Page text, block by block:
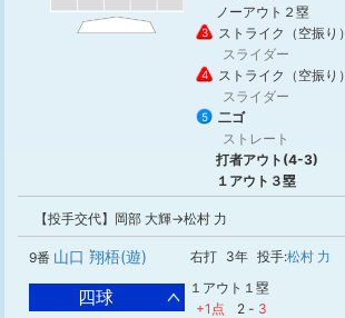
ノーアウト２塁
3 ストライク（空振り）
スライダー
4 ストライク（空振り）
スライダー
5
二ゴ
ストレート
打者アウト(4-3)
１アウト３塁
【投手交代】岡部 大輝→松村 力
9番 山口 翔梧(遊) 右打 3年 投手:松村 力
四球
１アウト１塁
+1点
2 - 3